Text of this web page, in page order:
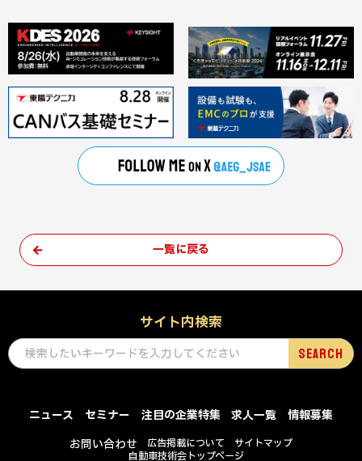
一覧に戻る
サイト内検索
ニュース セミナー 注目の企業特集 求人一覧
情報募集
お問い合わせ
広告掲載について
サイトマップ
自動車技術会トップページ